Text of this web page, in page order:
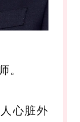
。
心脏外